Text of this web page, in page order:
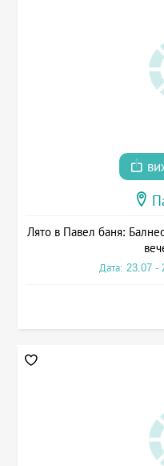
Лято в Павел баня:
Дата: 23.07 -